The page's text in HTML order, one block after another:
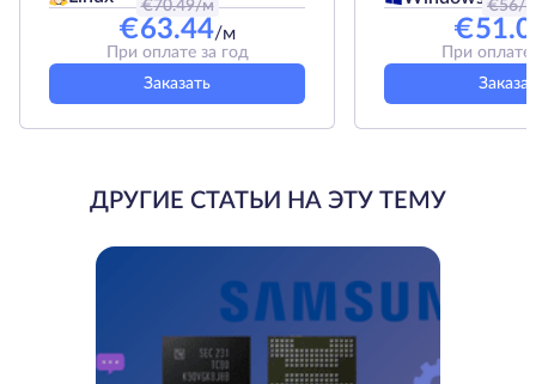
€70.49/м
€63.44/м
При оплате за год
Заказать
€56/м
€
При оплате
ДРУГИЕ СТАТЬИ НА ЭТУ ТЕМУ